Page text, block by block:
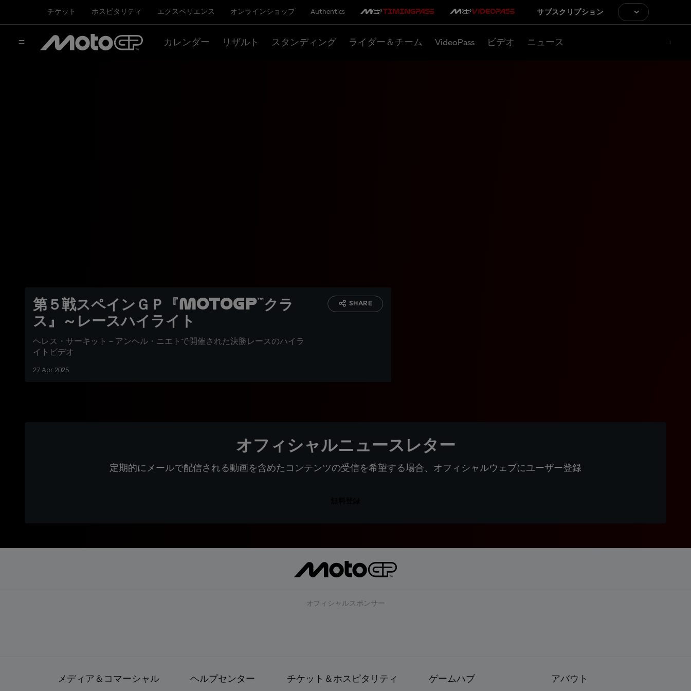
チケット ホスピタリティ エクスペリエンス オンラインショップ Authentics サブスクリプション
カレンダー リザルト スタンディング ライダー＆チーム VideoPass ビデオ ニュース
第５戦スペインＧＰ『MotoGP™クラ
ス』～レースハイライト
ヘレス・サーキット－アンヘル・ニエトで開催された決勝レースのハイラ
イトビデオ
27 Apr 2025
SHARE
オフィシャルニュースレター
定期的にメールで配信される動画を含めたコンテンツの受信を希望する場合、オフィシャルウェブにユーザー登録
オフィシャルスポンサー
メディア＆コマーシャル ヘルプセンター チケット＆ホスピタリティ ゲームハブ アバウト